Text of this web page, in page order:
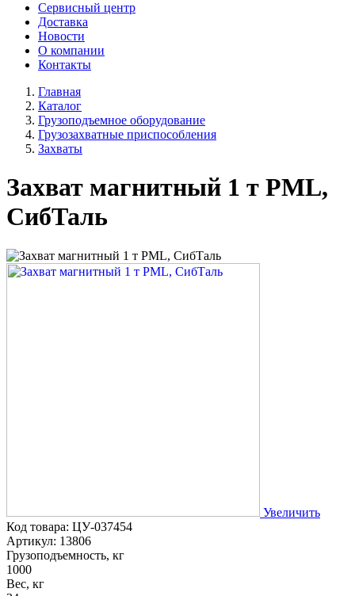
Сервисный центр
Доставка
Новости
О компании
Контакты
Главная
Каталог
Грузоподъемное оборудование
Грузозахватные приспособления
Захваты
Захват магнитный 1 т PML,
СибТаль
Увеличить
Код товара: ЦУ-037454
Артикул: 13806
Грузоподъемность, кг
1000
Вес, кг